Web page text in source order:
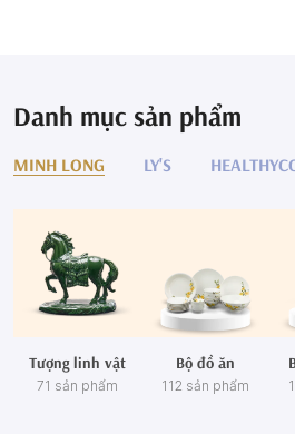
Danh mục sản phẩm
MINH LONG LY'S
Tượng linh vật
71 sản phẩm
Bộ đồ ăn
112 sản phẩm